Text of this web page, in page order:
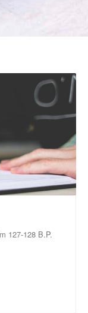
127-128 B.P.